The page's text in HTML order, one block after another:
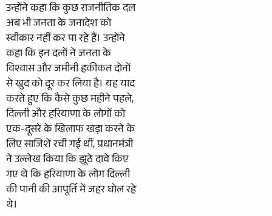
उन्होंने कहा कि कुछ राजनीतिक दल
अब भी जनता के जनादेश को
स्वीकार नहीं कर पा रहे हैं। उन्होंने
कहा कि इन दलों ने जनता के
विश्वास और जमीनी हकीकत दोनों
से खुद को दूर कर लिया है। यह याद
करते हुए कि कैसे कुछ महीने पहले,
दिल्ली और हरियाणा के लोगों को
एक-दूसरे के खिलाफ खड़ा करने के
लिए साजिशें रची गई थीं, प्रधानमंत्री
ने उल्लेख किया कि झूठे दावे किए
गए थे कि हरियाणा के लोग दिल्ली
की पानी की आपूर्ति में जहर घोल रहे
थे।